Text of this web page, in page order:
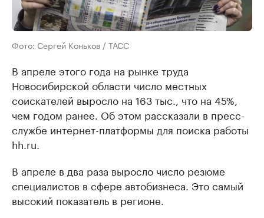
Фото: Сергей Коньков / ТАСС
В апреле этого года на рынке труда
Новосибирской области число местных
соискателей выросло на 163 тыс., что на 45%,
чем годом ранее. Об этом рассказали в пресс-
службе интернет-платформы для поиска работы
hh.ru.
В апреле в два раза выросло число резюме
специалистов в сфере автобизнеса. Это самый
высокий показатель в регионе.